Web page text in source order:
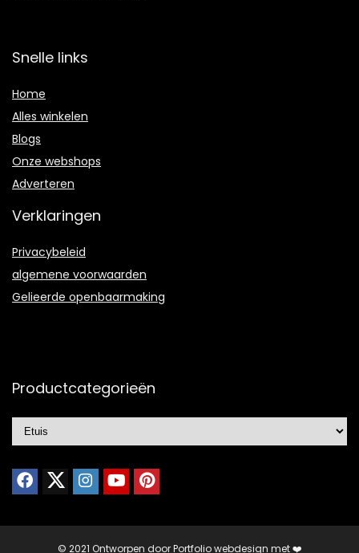
Snelle links
Home
Alles winkelen
Blogs
Onze webshops
Adverteren
Verklaringen
Privacybeleid
algemene voorwaarden
Gelieerde openbaarmaking
Productcategorieën
© 2021 Ontworpen doorPortfolio webdesign met ❤️